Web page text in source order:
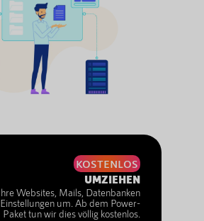
KOSTENLOS
UMZIEHEN
Websites, Mails, Datenbanken
um. Ab dem Power-
Paket tun wir dies völlig kostenlos.